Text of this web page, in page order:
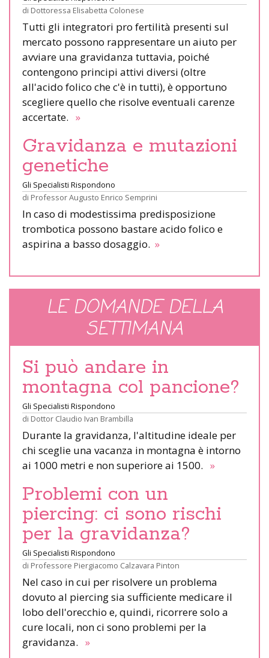
di Dottoressa Elisabetta Colonese
Tutti gli integratori pro fertilità presenti sul
mercato possono rappresentare un aiuto per
avviare una gravidanza tuttavia, poiché
contengono principi attivi diversi (oltre
all'acido folico che c'è in tutti), è opportuno
scegliere quello che risolve eventuali carenze
accertate. »
Gravidanza e mutazioni
genetiche
Gli Specialisti Rispondono
di Professor Augusto Enrico Semprini
In caso di modestissima predisposizione
trombotica possono bastare acido folico e
aspirina a basso dosaggio. »
LE DOMANDE DELLA
SETTIMANA
Si può andare in
montagna col pancione?
Gli Specialisti Rispondono
di Dottor Claudio Ivan Brambilla
Durante la gravidanza, l'altitudine ideale per
chi sceglie una vacanza in montagna è intorno
ai 1000 metri e non superiore ai 1500. »
Problemi con un
piercing: ci sono rischi
per la gravidanza?
Gli Specialisti Rispondono
di Professore Piergiacomo Calzavara Pinton
Nel caso in cui per risolvere un problema
dovuto al piercing sia sufficiente medicare il
lobo dell'orecchio e, quindi, ricorrere solo a
cure locali, non ci sono problemi per la
gravidanza. »